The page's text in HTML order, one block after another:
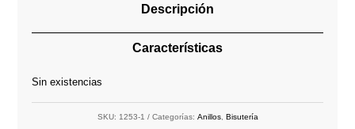
Descripción
Características
Sin existencias
SKU: 1253-1 Categorías: Anillos, Bisutería